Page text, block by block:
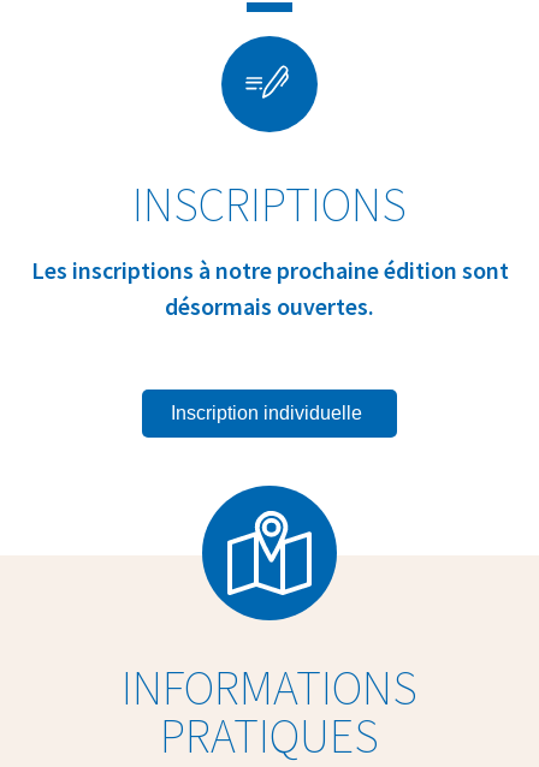
INSCRIPTIONS
Les inscriptions à notre prochaine édition sont
désormais ouvertes.
Inscription individuelle
INFORMATIONS
PRATIQUES